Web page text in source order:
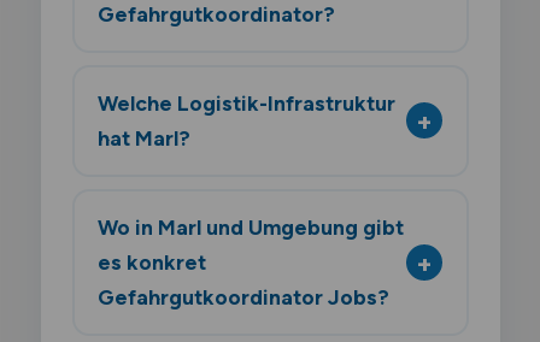
Gefahrgutkoordinator?
Welche Logistik-Infrastruktur
hat Marl?
Wo in Marl und Umgebung gibt
es konkret
Gefahrgutkoordinator Jobs?